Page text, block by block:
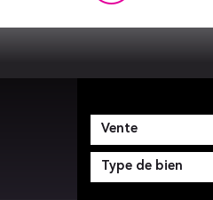
Vente
Type de bien